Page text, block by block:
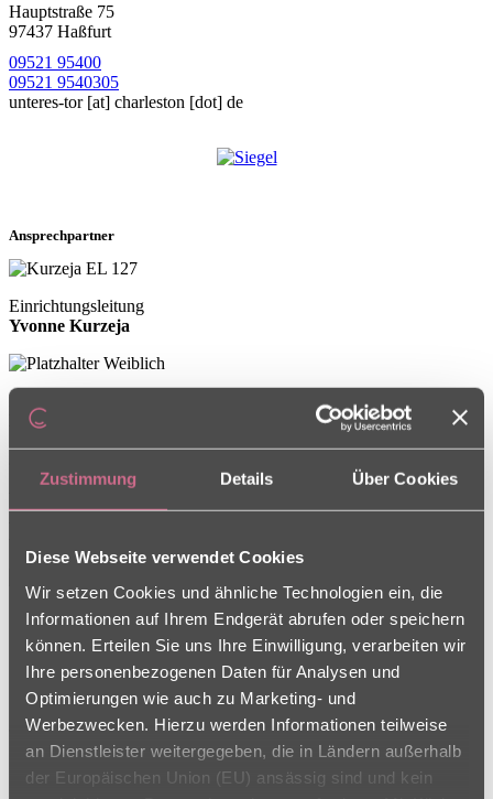
Zustimmung Details Über Cookies
Diese Webseite verwendet Cookies
Wir setzen Cookies und ähnliche Technologien ein, die
Informationen auf Ihrem Endgerät abrufen oder speichern
können. Erteilen Sie uns Ihre Einwilligung, verarbeiten wir
Ihre personenbezogenen Daten für Analysen und
Optimierungen wie auch zu Marketing- und
Werbezwecken. Hierzu werden Informationen teilweise
an Dienstleister weitergegeben, die in Ländern außerhalb
der Europäischen Union (EU) ansässig sind und kein
Hauptstraße 75
97437 Haßfurt
09521 95400
09521 9540305
unteres-tor[at] charleston [dot] de
Ansprechpartner
Einrichtungsleitung
Yvonne Kurzeja
Pflegedienstleitung
Heike Keil
Klavierkonzert mit Carina
17.04.2026
Konzert mit Carina am 9.April.2026 im
Foyer